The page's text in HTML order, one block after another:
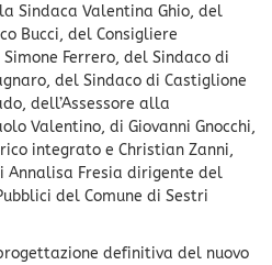
Sindaca Valentina Ghio, del
Bucci, del Consigliere
Ferrero, del Sindaco di
del Sindaco di Castiglione
dell’Assessore alla
Valentino, di Giovanni Gnocchi,
integrato e Christian Zanni,
Annalisa Fresia dirigente del
del Comune di Sestri
definitiva del nuovo